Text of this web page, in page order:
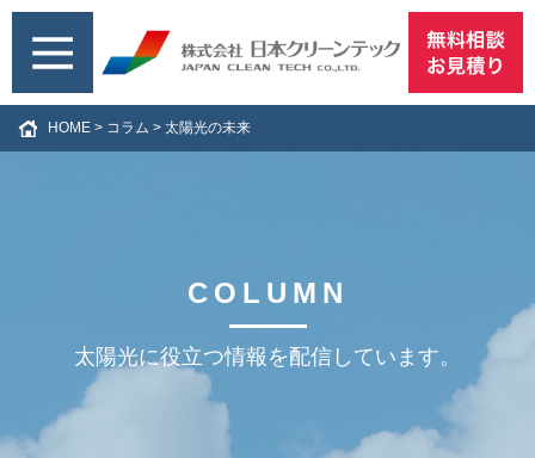
HOME > コラム > 太陽光の未来
COLUMN
太陽光に役立つ情報を配信しています。